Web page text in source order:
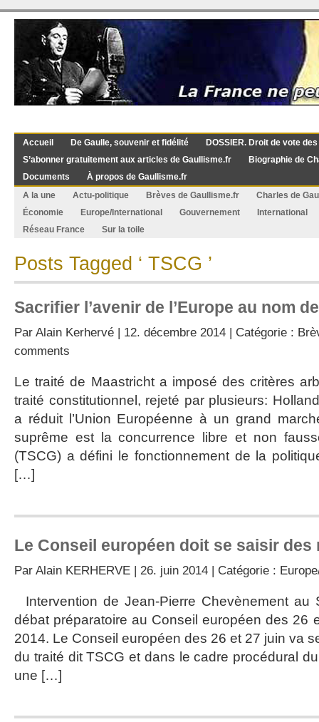
Accueil De Gaulle, souvenir et fidélité
DOSSIER. Droit de vote
S’abonner gratuitement aux articles de Gaullisme.fr
Biographie de
Documents
À propos de Gaullisme.fr
A la une
Actu-politique Brèves de Gaullisme.fr
Charles de
Économie
Europe/International Gouvernement
International
Réseau France
Sur la toile
Posts Tagged ‘ TSCG ’
Sacrifier l’avenir de l’Europe au nom
Par Alain Kerhervé | 12. décembre 2014 | Catégorie :
comments
Le traité de Maastricht a imposé des critères
traité constitutionnel, rejeté par plusieurs:
a réduit l’Union Européenne à un grand
suprême est la concurrence libre et non
(TSCG) a défini le fonctionnement de la
[…]
Le Conseil européen doit se saisir des
Par Alain KERHERVE | 26. juin 2014 | Catégorie :
Intervention de Jean-Pierre Chevènement au
débat préparatoire au Conseil européen des 26
2014. Le Conseil européen des 26 et 27 juin va
du traité dit TSCG et dans le cadre procédural
une […]